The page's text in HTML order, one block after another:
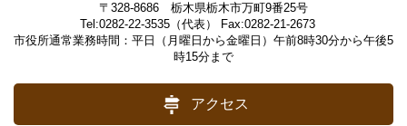
〒328-8686 栃木県栃木市万町9番25号
Tel:0282-22-3535（代表） Fax:0282-21-2673
市役所通常業務時間：平日（月曜日から金曜日）午前8時30分から午後5
時15分まで
アクセス